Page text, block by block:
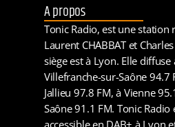
A propos
Tonic Radio, est une station
Laurent CHABBAT et
siège est à Lyon. Elle
Villefranche-sur-Saône 94.7
Jallieu 97.8 FM, à Vienne
Saône 91.1 FM. Tonic Radio
accessible en DAB+ à Lyon